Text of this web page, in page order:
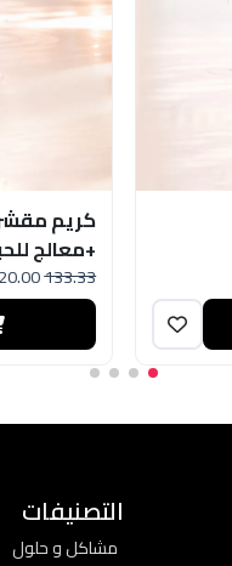
كريم مقشر
+معالج
133.33
التصنيفات
مشاكل و حلول